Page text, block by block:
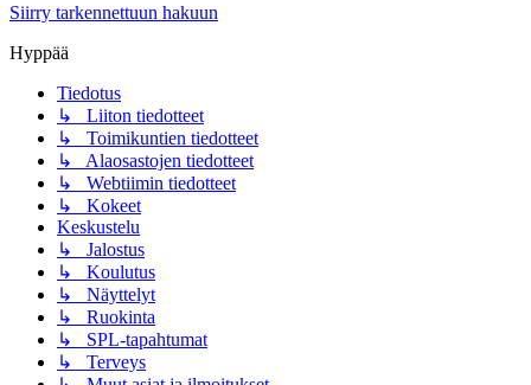
Siirry tarkennettuun hakuun
Hyppää
Tiedotus
↳ Liiton tiedotteet
↳ Toimikuntien tiedotteet
↳ Alaosastojen tiedotteet
↳ Webtiimin tiedotteet
↳ Kokeet
Keskustelu
↳ Jalostus
↳ Koulutus
↳ Näyttelyt
↳ Ruokinta
↳ SPL-tapahtumat
↳ Terveys